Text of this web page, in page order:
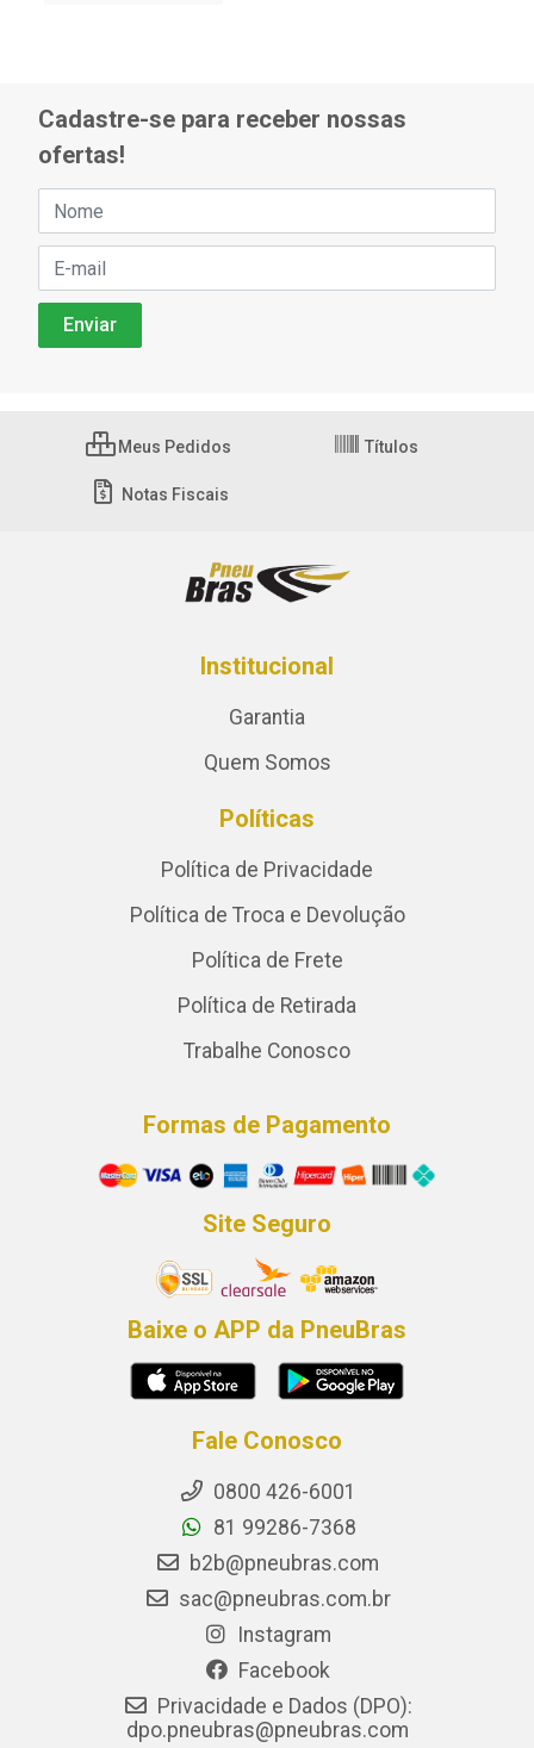
Cadastre-se para receber nossas
ofertas!
Meus Pedidos Títulos
Notas Fiscais
Institucional
Garantia
Quem Somos
Políticas
Política de Privacidade
Política de Troca e Devolução
Política de Frete
Política de Retirada
Trabalhe Conosco
Formas de Pagamento
Site Seguro
Baixe o APP da PneuBras
Fale Conosco
0800 426-6001
81 99286-7368
b2b@pneubras.com
sac@pneubras.com.br
Instagram
Facebook
Privacidade e Dados (DPO):
dpo.pneubras@pneubras.com